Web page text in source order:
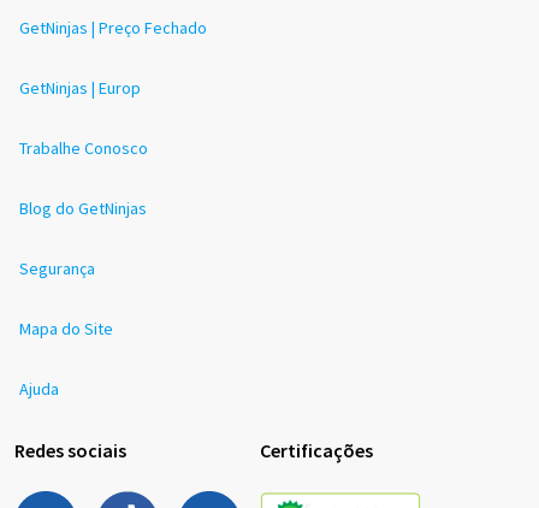
GetNinjas | Preço Fechado
GetNinjas | Europ
Trabalhe Conosco
Blog do GetNinjas
Segurança
Mapa do Site
Ajuda
Redes sociais Certificações